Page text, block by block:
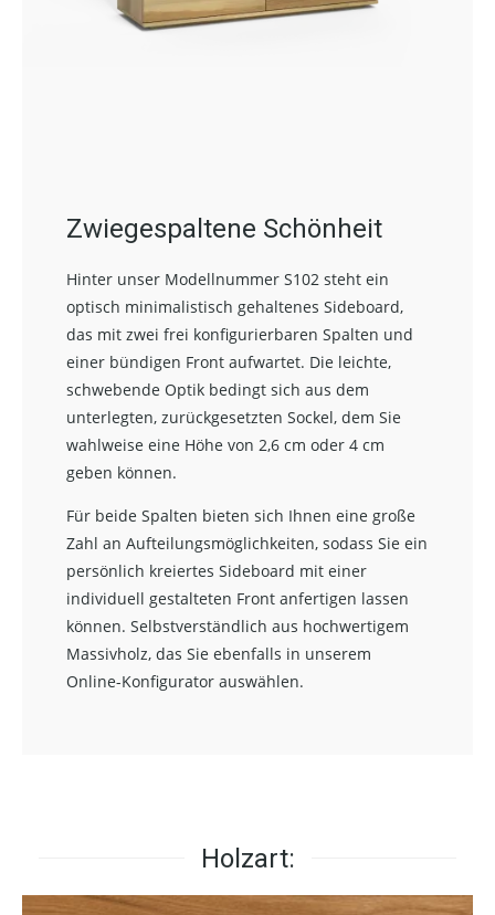
Zwiegespaltene Schönheit
Hinter unser Modellnummer S102 steht ein
optisch minimalistisch gehaltenes Sideboard,
das mit zwei frei konfigurierbaren Spalten und
einer bündigen Front aufwartet. Die leichte,
schwebende Optik bedingt sich aus dem
unterlegten, zurückgesetzten Sockel, dem Sie
wahlweise eine Höhe von 2,6 cm oder 4 cm
geben können.
Für beide Spalten bieten sich Ihnen eine große
Zahl an Aufteilungsmöglichkeiten, sodass Sie ein
persönlich kreiertes Sideboard mit einer
individuell gestalteten Front anfertigen lassen
können. Selbstverständlich aus hochwertigem
Massivholz, das Sie ebenfalls in unserem
Online-Konfigurator auswählen.
Holzart: